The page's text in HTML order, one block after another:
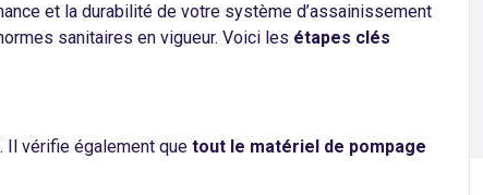
et la durabilité de votre système d’assainissement
sanitaires en vigueur. Voici les étapes clés
vérifie également que tout le matériel de pompage